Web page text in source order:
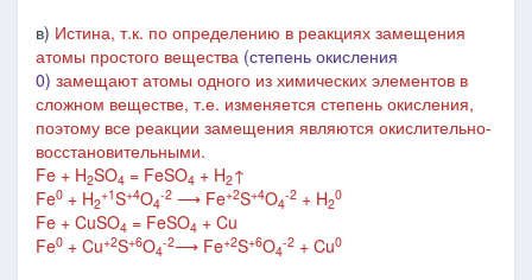
в) Истина, т.к. по определению в реакциях замещения
атомы простого вещества (степень окисления
0) замещают атомы одного из химических элементов в
сложном веществе, т.е. изменяется степень окисления,
поэтому все реакции замещения являются окислительно-
восстановительными.
Fe + H2SO4 = FeSO4 + H2↑
Fe0 + H2
+1S+4O4
-2 ⟶ Fe+2S+4O4
-2 + H2
0
Fe + CuSO4 = FeSO4 + Cu
Fe0 + Cu+2S+6O4
-2⟶ Fe+2S+6O4
-2 + Cu0